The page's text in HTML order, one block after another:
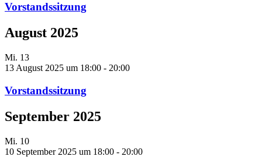
Vorstandssitzung
August 2025
Mi. 13
13 August 2025 um 18:00 - 20:00
Vorstandssitzung
September 2025
Mi. 10
10 September 2025 um 18:00 - 20:00